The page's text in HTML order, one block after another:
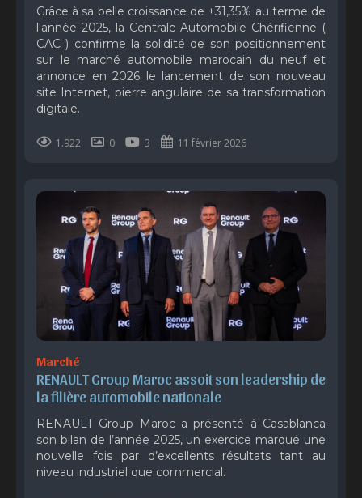
Grâce à sa belle croissance de +31,35% au terme de
l'année 2025, la Centrale Automobile Chérifienne (
CAC ) confirme la solidité de son positionnement
sur le marché automobile marocain du neuf et
annonce en 2026 le lancement de son nouveau
site Internet, pierre angulaire de sa transformation
digitale.
1.922 0 3 11 février 2026
Marché
RENAULT Group Maroc assoit son leadership de
la filière automobile nationale
RENAULT Group Maroc a présenté à Casablanca
son bilan de l’année 2025, un exercice marqué une
nouvelle fois par d’excellents résultats tant au
niveau industriel que commercial.